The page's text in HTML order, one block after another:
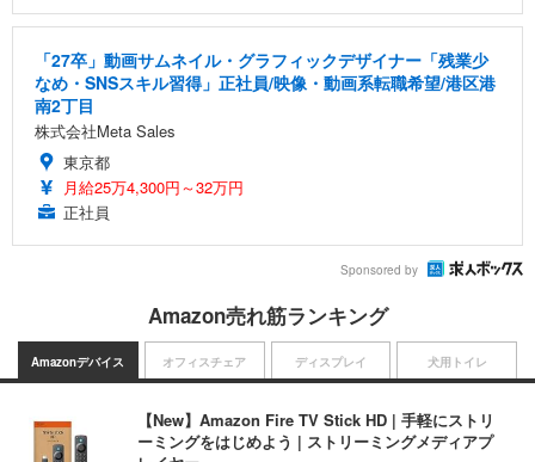
「27卒」動画サムネイル・グラフィックデザイナー「残業少
なめ・SNSスキル習得」正社員/映像・動画系転職希望/港区港
南2丁目
株式会社Meta Sales
東京都
月給25万4,300円～32万円
正社員
Sponsored by
Amazon売れ筋ランキング
Amazonデバイス
【New】Amazon Fire TV Stick HD | 手軽にストリ
ーミングをはじめよう | ストリーミングメディアプ
オフィスチェア ディスプレイ 犬用トイレ